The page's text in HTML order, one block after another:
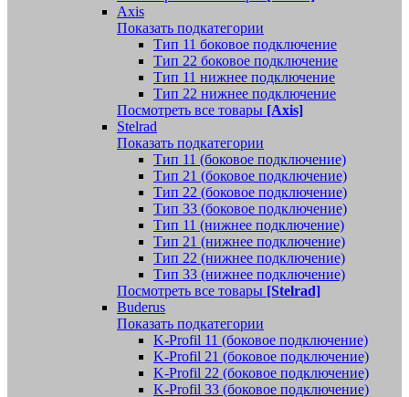
Axis
Показать подкатегории
Тип 11 боковое подключение
Тип 22 боковое подключение
Тип 11 нижнее подключение
Тип 22 нижнее подключение
Посмотреть все товары [Axis]
Stelrad
Показать подкатегории
Tип 11 (боковое подключение)
Тип 21 (боковое подключение)
Тип 22 (боковое подключение)
Тип 33 (боковое подключение)
Тип 11 (нижнее подключение)
Тип 21 (нижнее подключение)
Тип 22 (нижнее подключение)
Тип 33 (нижнее подключение)
Посмотреть все товары [Stelrad]
Buderus
Показать подкатегории
K-Profil 11 (боковое подключение)
K-Profil 21 (боковое подключение)
K-Profil 22 (боковое подключение)
K-Profil 33 (боковое подключение)